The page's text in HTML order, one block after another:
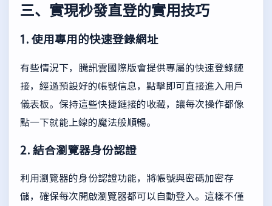
三、實現秒發直登的實用技巧
1. 使用專用的快速登錄網址
有些情況下，騰訊雲國際版會提供專屬的快速登錄鏈
接，經過預設好的帳號信息，點擊即可直接進入用戶
儀表板。保持這些快捷鏈接的收藏，讓每次操作都像
點一下就能上線的魔法般順暢。
2. 結合瀏覽器身份認證
利用瀏覽器的身份認證功能，將帳號與密碼加密存
儲，確保每次開啟瀏覽器都可以自動登入。這樣不僅